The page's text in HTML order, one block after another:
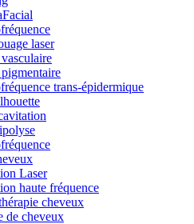
laser
trans-épidermique
Laser
haute fréquence
cheveux
de cheveux